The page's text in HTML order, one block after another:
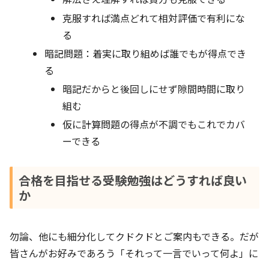
克服すれば満点どれて相対評価で有利にな
る
暗記問題：着実に取り組めば誰でもが得点でき
る
暗記だからと後回しにせず隙間時間に取り
組む
仮に計算問題の得点が不調でもこれでカバ
ーできる
合格を目指せる受験勉強はどうすれば良い
か
勿論、他にも細分化してクドクドとご案内もできる。だが
皆さんがお好みであろう「それって一言でいって何よ」に